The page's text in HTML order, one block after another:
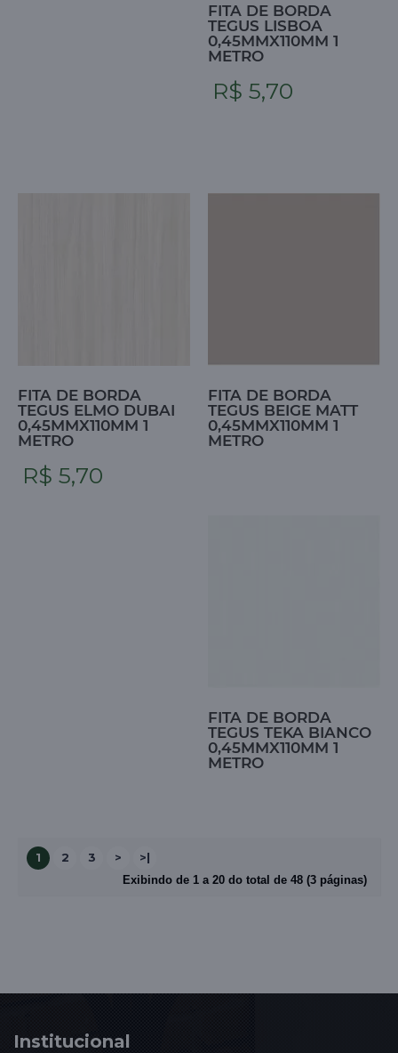
FITA DE BORDA
TEGUS LISBOA
0,45MMX110MM 1
METRO
R$ 5,70
FITA DE BORDA
TEGUS ELMO DUBAI
0,45MMX110MM 1
METRO
R$ 5,70
FITA DE BORDA
TEGUS BEIGE MATT
0,45MMX110MM 1
METRO
FITA DE BORDA
TEGUS TEKA BIANCO
0,45MMX110MM 1
METRO
1 2 3 > >|
Exibindo de 1 a 20 do total de 48 (3 páginas)
Institucional